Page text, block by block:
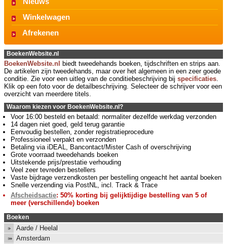
Winkelwagen
Afrekenen
BoekenWebsite.nl
BoekenWebsite.nl
biedt tweedehands boeken, tijdschriften en strips aan.
De artikelen zijn tweedehands, maar over het algemeen in een zeer goede
conditie. Zie voor een uitleg van de conditiebeschrijving bij specificaties.
Klik op een foto voor de detailbeschrijving. Selecteer de schrijver voor een
overzicht van meerdere titels.
Waarom kiezen voor BoekenWebsite.nl?
Voor 16:00 besteld en betaald: normaliter dezelfde werkdag verzonden
14 dagen niet goed, geld terug garantie
Eenvoudig bestellen, zonder registratieprocedure
Professioneel verpakt en verzonden
Betaling via iDEAL, Bancontact/Mister Cash of overschrijving
Grote voorraad tweedehands boeken
Uitstekende prijs/prestatie verhouding
Veel zeer tevreden bestellers
Vaste bijdrage verzendkosten per bestelling ongeacht het aantal boeken
Snelle verzending via PostNL, incl. Track & Trace
Afscheidsactie: 50% korting bij gelijktijdige bestelling van 5 of
meer (verschillende) boeken
Boeken
Aarde / Heelal
Amsterdam